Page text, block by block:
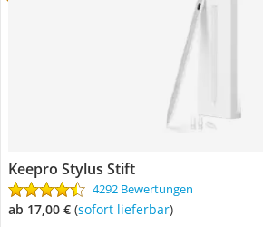
Keepro Stylus Stift
4292 Bewertungen
ab 17,00 € ( Sofort lieferbar)